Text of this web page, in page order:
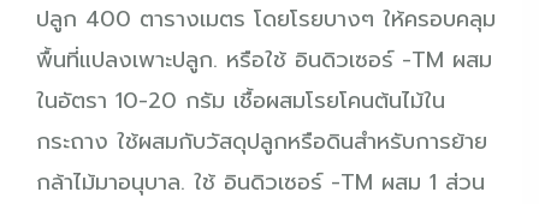
ปลูก 400 ตารางเมตร โดยโรยบางๆ ให้ครอบคลุม
พื้นที่แปลงเพาะปลูก. หรือใช้ อินดิวเซอร์ -TM ผสม
ในอัตรา 10-20 กรัม เชื้อผสมโรยโคนต้นไม้ใน
กระถาง ใช้ผสมกับวัสดุปลูกหรือดินสำหรับการย้าย
กล้าไม้มาอนุบาล. ใช้ อินดิวเซอร์ -TM ผสม 1 ส่วน